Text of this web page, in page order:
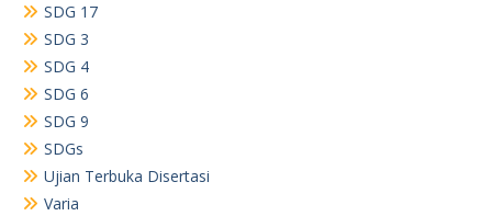
SDG 17
SDG 3
SDG 4
SDG 6
SDG 9
SDGs
Ujian Terbuka Disertasi
Varia